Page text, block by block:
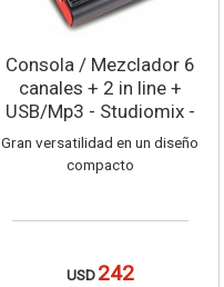
Consola / Mezclador 6
canales + 2 in line +
USB/Mp3 - Studiomix -
1002FX
Gran versatilidad en un diseño
compacto
USD 242